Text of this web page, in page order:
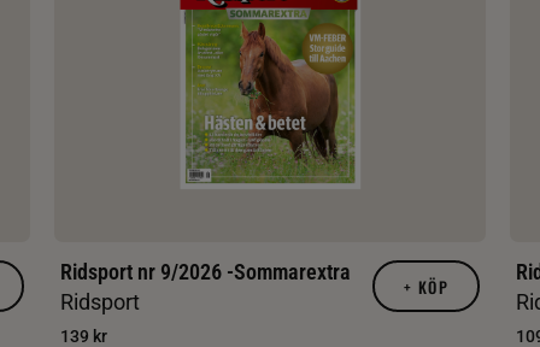
Ridsport nr 9/2026 -Sommarextra
Ridsport
139 kr
+ KÖP